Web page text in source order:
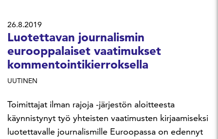
26.8.2019
Luotettavan journalismin
eurooppalaiset vaatimukset
kommentointikierroksella
UUTINEN
Toimittajat ilman rajoja -järjestön aloitteesta
käynnistynyt työ yhteisten vaatimusten kirjaamiseksi
luotettavalle journalismille Euroopassa on edennyt